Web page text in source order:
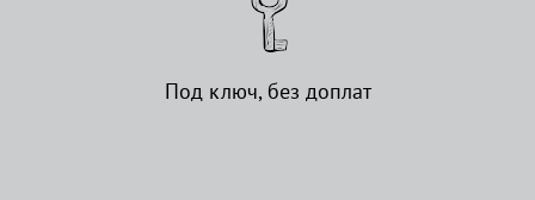
Под ключ, без доплат